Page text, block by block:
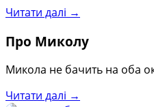
Читати далі →
Про Миколу
Микола не бачить на оба
Читати далі →